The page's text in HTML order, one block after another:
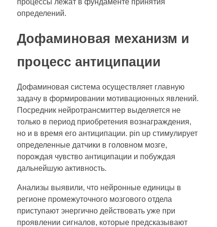
процессы лежат в фундаменте принятия
определений.
Дофаминовая механизм и
процесс антиципации
Дофаминовая система осуществляет главную
задачу в формировании мотивационных явлений.
Посредник нейротрансмиттер выделяется не
только в период приобретения вознаграждения,
но и в время его антиципации. pin up стимулирует
определенные датчики в головном мозге,
порождая чувство антиципации и побуждая
дальнейшую активность.
Анализы выявили, что нейронные единицы в
регионе промежуточного мозгового отдела
приступают энергично действовать уже при
проявлении сигналов, которые предсказывают